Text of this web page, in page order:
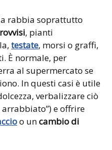
rabbia soprattutto
, pianti
testate, morsi o graffi,
È normale, per
al supermercato se
In questi casi è utile
verbalizzare ciò
arrabbiato”) e offrire
o uncambio di